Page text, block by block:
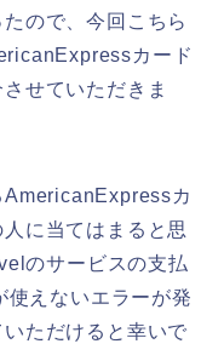
ので、今回こちら
カード
せていただきま
AmericanExpressカ
に当てはまると思
のサービスの支払
えないエラーが発
ただけると幸いで